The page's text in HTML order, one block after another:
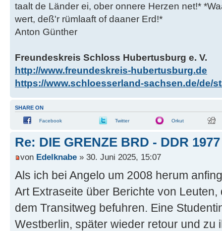
taalt de Länder ei, ober onnere Herzen net!*
wert, deß'r rümlaaft of daaner Erd!*
Anton Günther
Freundeskreis Schloss Hubertusburg e. V.
http://www.freundeskreis-hubertusburg.de
https://www.schloesserland-sachsen.de/de/
SHARE ON
Facebook Twitter Orkut
Re: DIE GRENZE BRD - DDR
von Edelknabe » 30. Juni 2025, 15:07
Als ich bei Angelo um 2008 herum
Art Extraseite über Berichte von
dem Transitweg befuhren. Eine
Westberlin, später wieder retour und zu